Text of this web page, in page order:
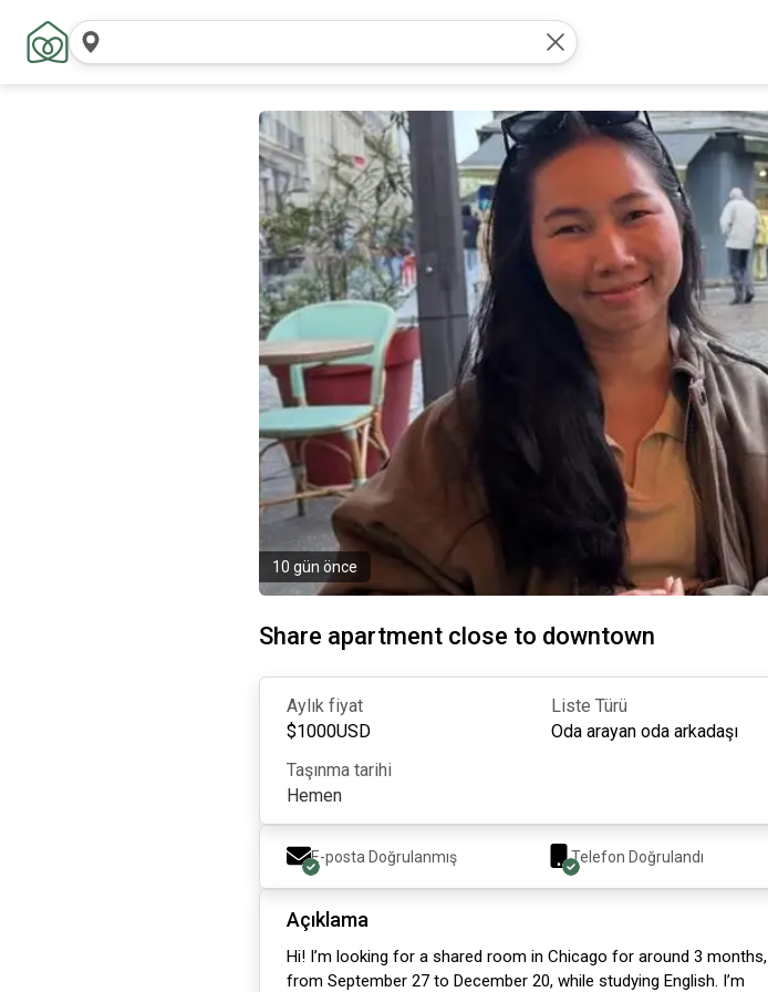
Konumları
10 gün önce
Share apartment close to downtown
Aylık fiyat
$1000USD
Liste Türü
Oda arayan oda arkadaşı
Taşınma tarihi
Hemen
E-posta Doğrulanmış Telefon Doğrulandı
Açıklama
Hi! I’m looking for a shared room in Chicago for around 3 months,
from September 27 to December 20, while studying English. I’m